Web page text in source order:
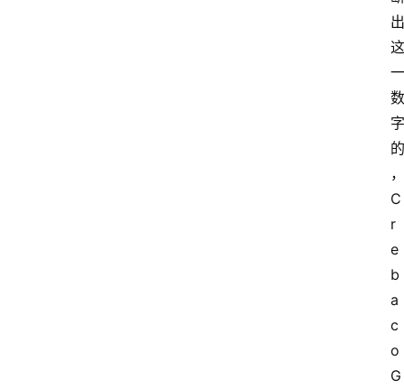
出
这
一
数
字
的
，
C
r
e
b
a
c
o
G